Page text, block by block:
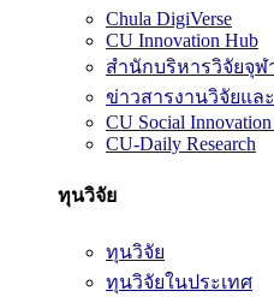
Chula DigiVerse
CU Innovation Hub
สำนักบริหารวิจัยจุฬ
ข่าวสารงานวิจัยแล
CU Social
CU-Daily Research
ทุนวิจัย
ทุนวิจัย
ทุนวิจัยในประเทศ